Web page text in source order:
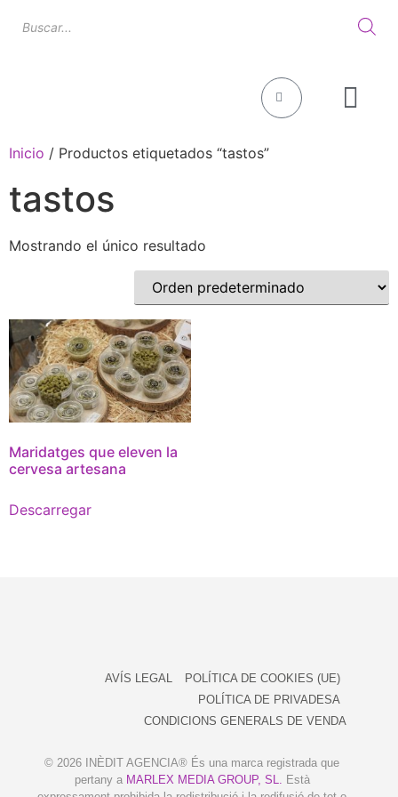
Inicio / Productos etiquetados “tastos”
tastos
Mostrando el único resultado
Maridatges que eleven la
cervesa artesana
Descarregar
AVÍS LEGAL
POLÍTICA DE COOKIES (UE)
POLÍTICA DE PRIVADESA
CONDICIONS GENERALS DE VENDA
© 2026 INÈDIT AGENCIA® És una marca registrada que
pertany a MARLEX MEDIA GROUP, SL. Està